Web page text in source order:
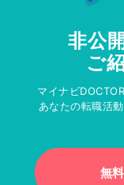
非公
ご
マイナビ
あなたの転職活
無